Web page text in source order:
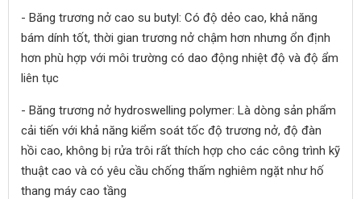
- Băng trương nở cao su butyl: Có độ dẻo cao, khả năng
bám dính tốt, thời gian trương nở chậm hơn nhưng ổn định
hơn phù hợp với môi trường có dao động nhiệt độ và độ ẩm
liên tục
- Băng trương nở hydroswelling polymer: Là dòng sản phẩm
cải tiến với khả năng kiểm soát tốc độ trương nở, độ đàn
hồi cao, không bị rửa trôi rất thích hợp cho các công trình kỹ
thuật cao và có yêu cầu chống thấm nghiêm ngặt như hố
thang máy cao tầng